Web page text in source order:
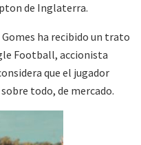
de Inglaterra.
ha recibido un trato
Football, accionista
que el jugador
todo, de mercado.